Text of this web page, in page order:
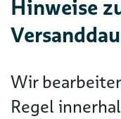
Hinweise
Wir
Regel